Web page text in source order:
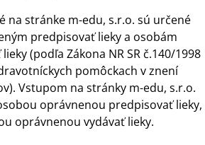
na stránke m-edu, s.r.o. sú určené
predpisovať lieky a osobám
(podľa Zákona NR SR č.140/1998
pomôckach v znení
Vstupom na stránky m-edu, s.r.o.
oprávnenou predpisovať lieky,
oprávnenou vydávať lieky.